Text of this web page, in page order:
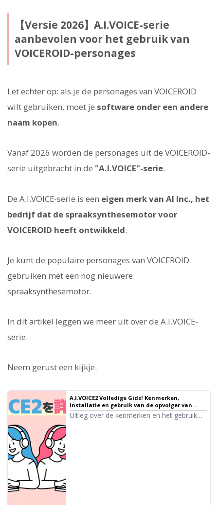
【Versie 2026】A.I.VOICE-serie
aanbevolen voor het gebruik van
VOICEROID-personages
Let echter op: als je de personages van VOICEROID
wilt gebruiken, moet je software onder een andere
naam kopen.
Vanaf 2026 worden de personages uit de VOICEROID-
serie uitgebracht in de "A.I.VOICE"-serie.
De A.I.VOICE-serie is een eigen merk van AI Inc., het
bedrijf dat de spraaksynthesemotor voor
VOICEROID heeft ontwikkeld.
Je kunt de populaire personages van VOICEROID
gebruiken met een nog nieuwere
spraaksynthesemotor.
In dit artikel leggen we meer uit over de A.I.VOICE-
serie.
Neem gerust een kijkje.
A.I.VOICE2 Volledige Gids! Kenmerken,
installatie en gebruik van de opvolger van
VOICEROID
Uitleg over de kenmerken en het gebruik